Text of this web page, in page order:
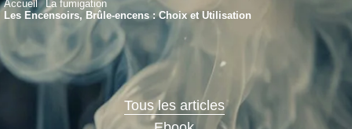
Accueil
La fumigation
Les Encensoirs, Brûle-encens : Choix et Utilisation
Tous les articles